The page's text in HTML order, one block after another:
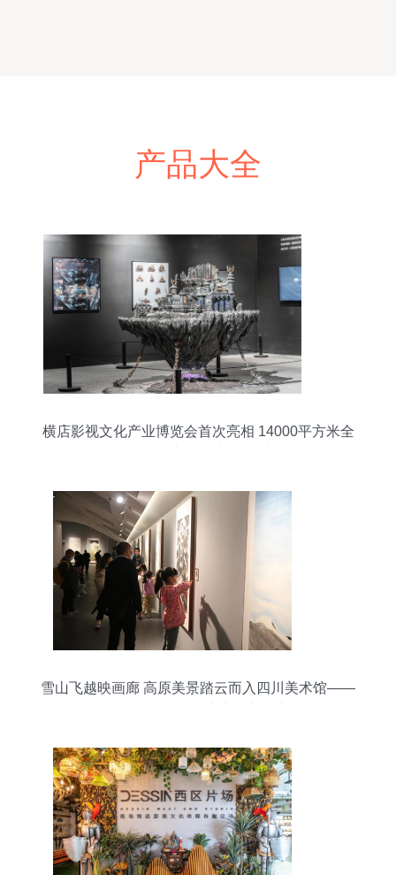
产品大全
横店影视文化产业博览会首次亮相 14000平方米全
雪山飞越映画廊 高原美景踏云而入四川美术馆——